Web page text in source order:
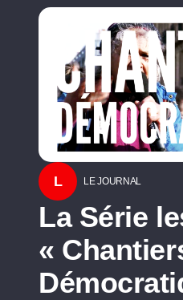
L LE JOURNAL
La Série
«